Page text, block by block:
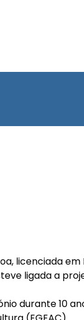
licenciada
ligada a
durante 10